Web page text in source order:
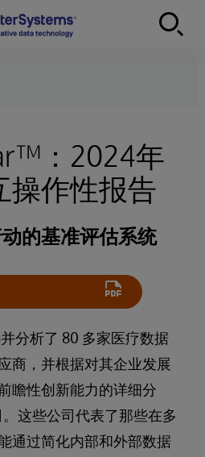
：2024年
操作性报告
的基准评估系统
分析了 80 多家医疗数据
商，并根据对其企业发展
瞻性创新能力的详细分
这些公司代表了那些在多
通过简化内部和外部数据